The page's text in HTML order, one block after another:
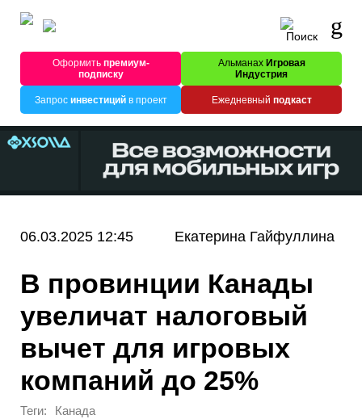
Оформитьпремиум-
подписку
Альманах Игровая
Индустрия
Запрос инвестицийв проект Ежедневный подкаст
06.03.2025 12:45 Екатерина Гайфуллина
В провинции Канады
увеличат налоговый
вычет для игровых
компаний до 25%
Теги: Канада